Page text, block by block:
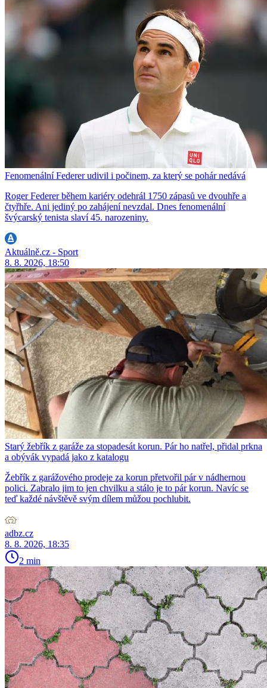
Fenomenální Federer udivil i počinem, za který se pohár nedává
Roger Federer během kariéry odehrál 1750 zápasů ve dvouhře a
čtyřhře. Ani jediný po zahájení nevzdal. Dnes fenomenální
švýcarský tenista slaví 45. narozeniny.
Aktuálně.cz - Sport
8. 8. 2026, 18:50
Starý žebřík z garáže za stopadesát korun. Pár ho natřel, přidal prkna
a obývák vypadá jako z katalogu
Žebřík z garážového prodeje za korun přetvořil pár v nádhernou
polici. Zabralo jim to jen chvilku a stálo je to pár korun. Navíc se
teď každé návštěvě svým dílem můžou pochlubit.
adbz.cz
8. 8. 2026, 18:35
2 min